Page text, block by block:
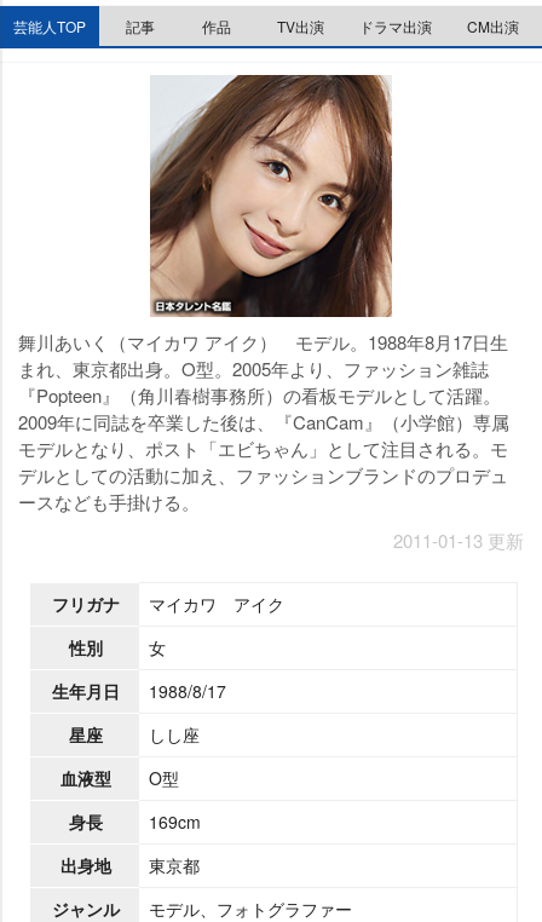
e
芸能人TOP 記事 作品 TV出演 ドラマ出演 CM出演
舞川あいく（マイカワ アイク） モデル。1988年8月17日生
まれ、東京都出身。O型。2005年より、ファッション雑誌
『Popteen』（角川春樹事務所）の看板モデルとして活躍。
2009年に同誌を卒業した後は、『CanCam』（小学館）専属
モデルとなり、ポスト「エビちゃん」として注目される。モ
デルとしての活動に加え、ファッションブランドのプロデュ
ースなども手掛ける。
2011-01-13 更新
フリガナ
マイカワ アイク
性別
女
生年月日
1988/8/17
星座
しし座
血液型
O型
身長
169cm
出身地
東京都
ジャンル
モデル、フォトグラファー